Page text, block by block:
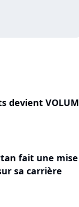
devient VOLUM
fait une mise
sa carrière